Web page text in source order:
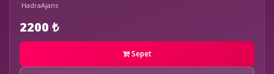
HadraAjans
2200 ₺
Sepet